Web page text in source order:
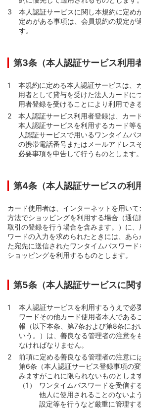
本人認証サービスに関し本規約に定め
定めがある事項は、会員規約の規定が
す。
第3条（本人認証サービス利用
本規約に定める本人認証サービスは、
用者として貸与を受けた法人カードに
用者登録を受けることにより利用でき
本人認証サービス利用者登録は、カー
本人認証サービスを利用するカード等
人認証サービスで用いるワンタイムパ
の携帯電話番号またはメールアドレス
必要事項を申告して行うものとします。
第4条（本人認証サービスの利用
カード使用者は、インターネットを用い
方法でショッピングを利用する場合（通
取引の登録を行う場合を含みます。）に
ワードの入力を求められたときには、あ
た宛先に送信されたワンタイムパスワー
ショッピングを利用するものとします。
第5条（本人認証サービスに関
本人認証サービスを利用するうえで必
ワードその他カード使用者本人である
報（以下本条、第7条および第8条にお
いう。）は、善良なる管理者の注意を
なければなりません。
前項に定める善良なる管理者の注意に
第6条（本人認証サービス登録事項の
みますがこれに限られないものとします
ワンタイムパスワードを受信す
他人に使用されることのないよ
設定等を行うなど厳重に管理す